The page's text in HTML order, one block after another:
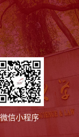
微信小程序